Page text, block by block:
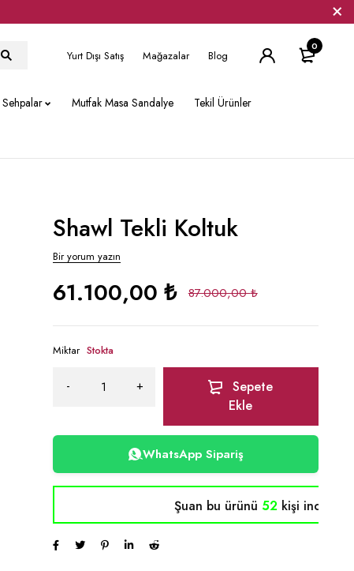
Yurt Dışı Satış Mağazalar Blog
0
Sehpalar Mutfak Masa Sandalye
Tekil Ürünler
Shawl Tekli Koltuk
Bir yorum yazın
87.000,00₺
61.100,00 ₺
Miktar Stokta
Sepete
Ekle
WhatsApp Sipariş
Şuan bu ürünü 52 kişi inceliyor